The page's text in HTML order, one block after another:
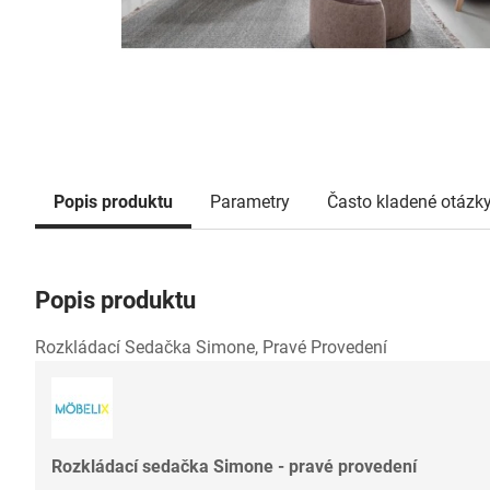
Popis produktu Parametry Často kladené
Popis produktu
Rozkládací Sedačka Simone, Pravé Provedení
Rozkládací sedačka Simone - pravé provedení